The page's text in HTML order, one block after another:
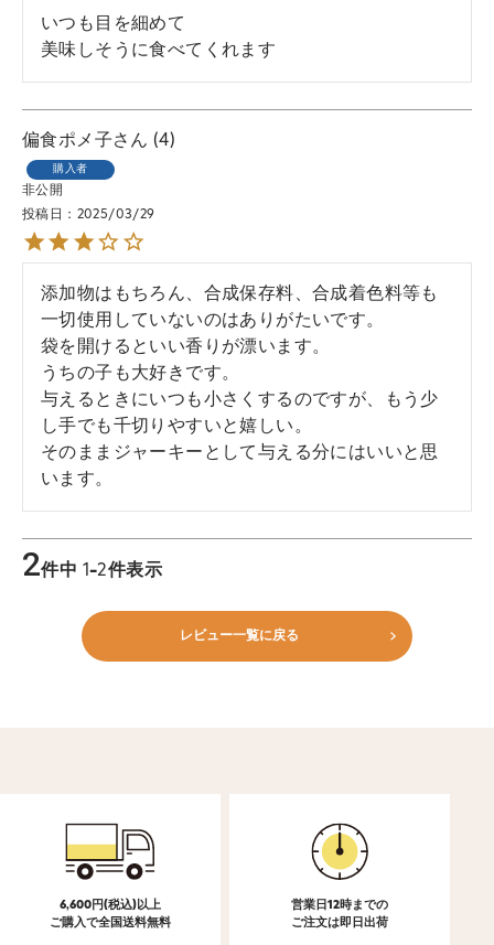
いつも目を細めて
美味しそうに食べてくれます
偏食ポメ子 4
購入者
非公開
投稿日
2025/03/29
添加物はもちろん、合成保存料、合成着色料等も
一切使用していないのはありがたいです。
袋を開けるといい香りが漂います。
うちの子も大好きです。
与えるときにいつも小さくするのですが、もう少
し手でも千切りやすいと嬉しい。
そのままジャーキーとして与える分にはいいと思
います。
2件中 1-2件表示
レビュー一覧に戻る
6,600円(税込)以上
ご購入で全国送料無料
営業日12時までの
ご注文は即日出荷